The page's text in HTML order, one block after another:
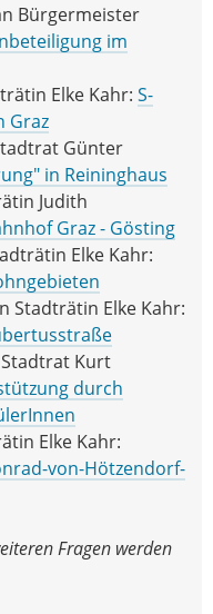
Bürgermeister
im
Elke Kahr: S-
Graz
Günter
in Reininghaus
Judith
Graz - Gösting
Elke Kahr:
Stadträtin Elke Kahr:
Kurt
durch
Elke Kahr:
von-Hötzendorf-
Fragen werden